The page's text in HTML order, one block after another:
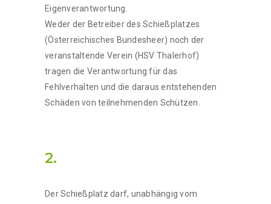
Eigenverantwortung.
Weder der Betreiber des Schießplatzes
(Österreichisches Bundesheer) noch der
veranstaltende Verein (HSV Thalerhof)
tragen die Verantwortung für das
Fehlverhalten und die daraus entstehenden
Schäden von teilnehmenden Schützen.
2.
Der Schießplatz darf, unabhängig vom